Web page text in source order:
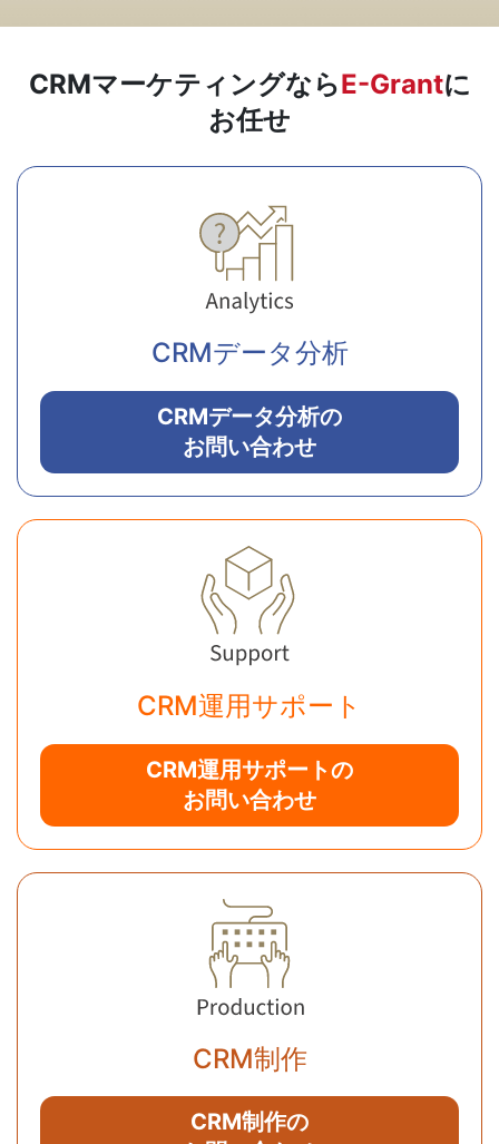
CRMマーケティングならE-Grantに
お任せ
CRMデータ分析
CRMデータ分析の
お問い合わせ
CRM運用サポート
CRM運用サポートの
お問い合わせ
CRM制作
CRM制作の